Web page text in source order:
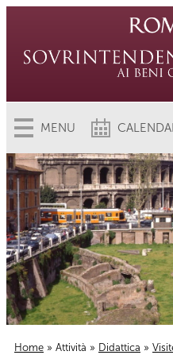
MENU
Home » Attività » Didattica »